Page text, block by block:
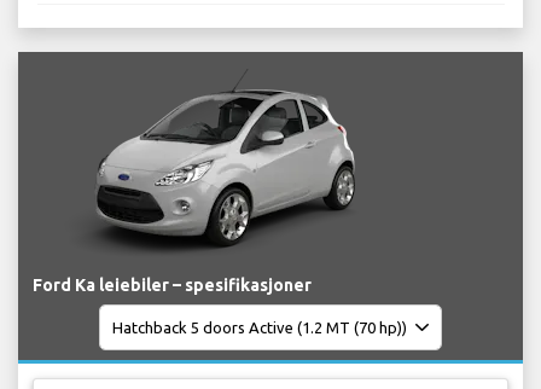
Ford Ka leiebiler – spesifikasjoner